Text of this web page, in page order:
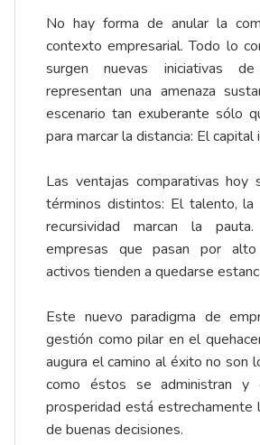
No hay forma de anular la
contexto empresarial. Todo lo
surgen nuevas iniciativas
representan una amenaza
escenario tan exuberante sólo
para marcar la distancia: El capital
Las ventajas comparativas hoy
términos distintos: El talento, la
recursividad marcan la
empresas que pasan por
activos tienden a quedarse
Este nuevo paradigma de
gestión como pilar en el
augura el camino al éxito no son
como éstos se administran
prosperidad está estrechamente
de buenas decisiones.